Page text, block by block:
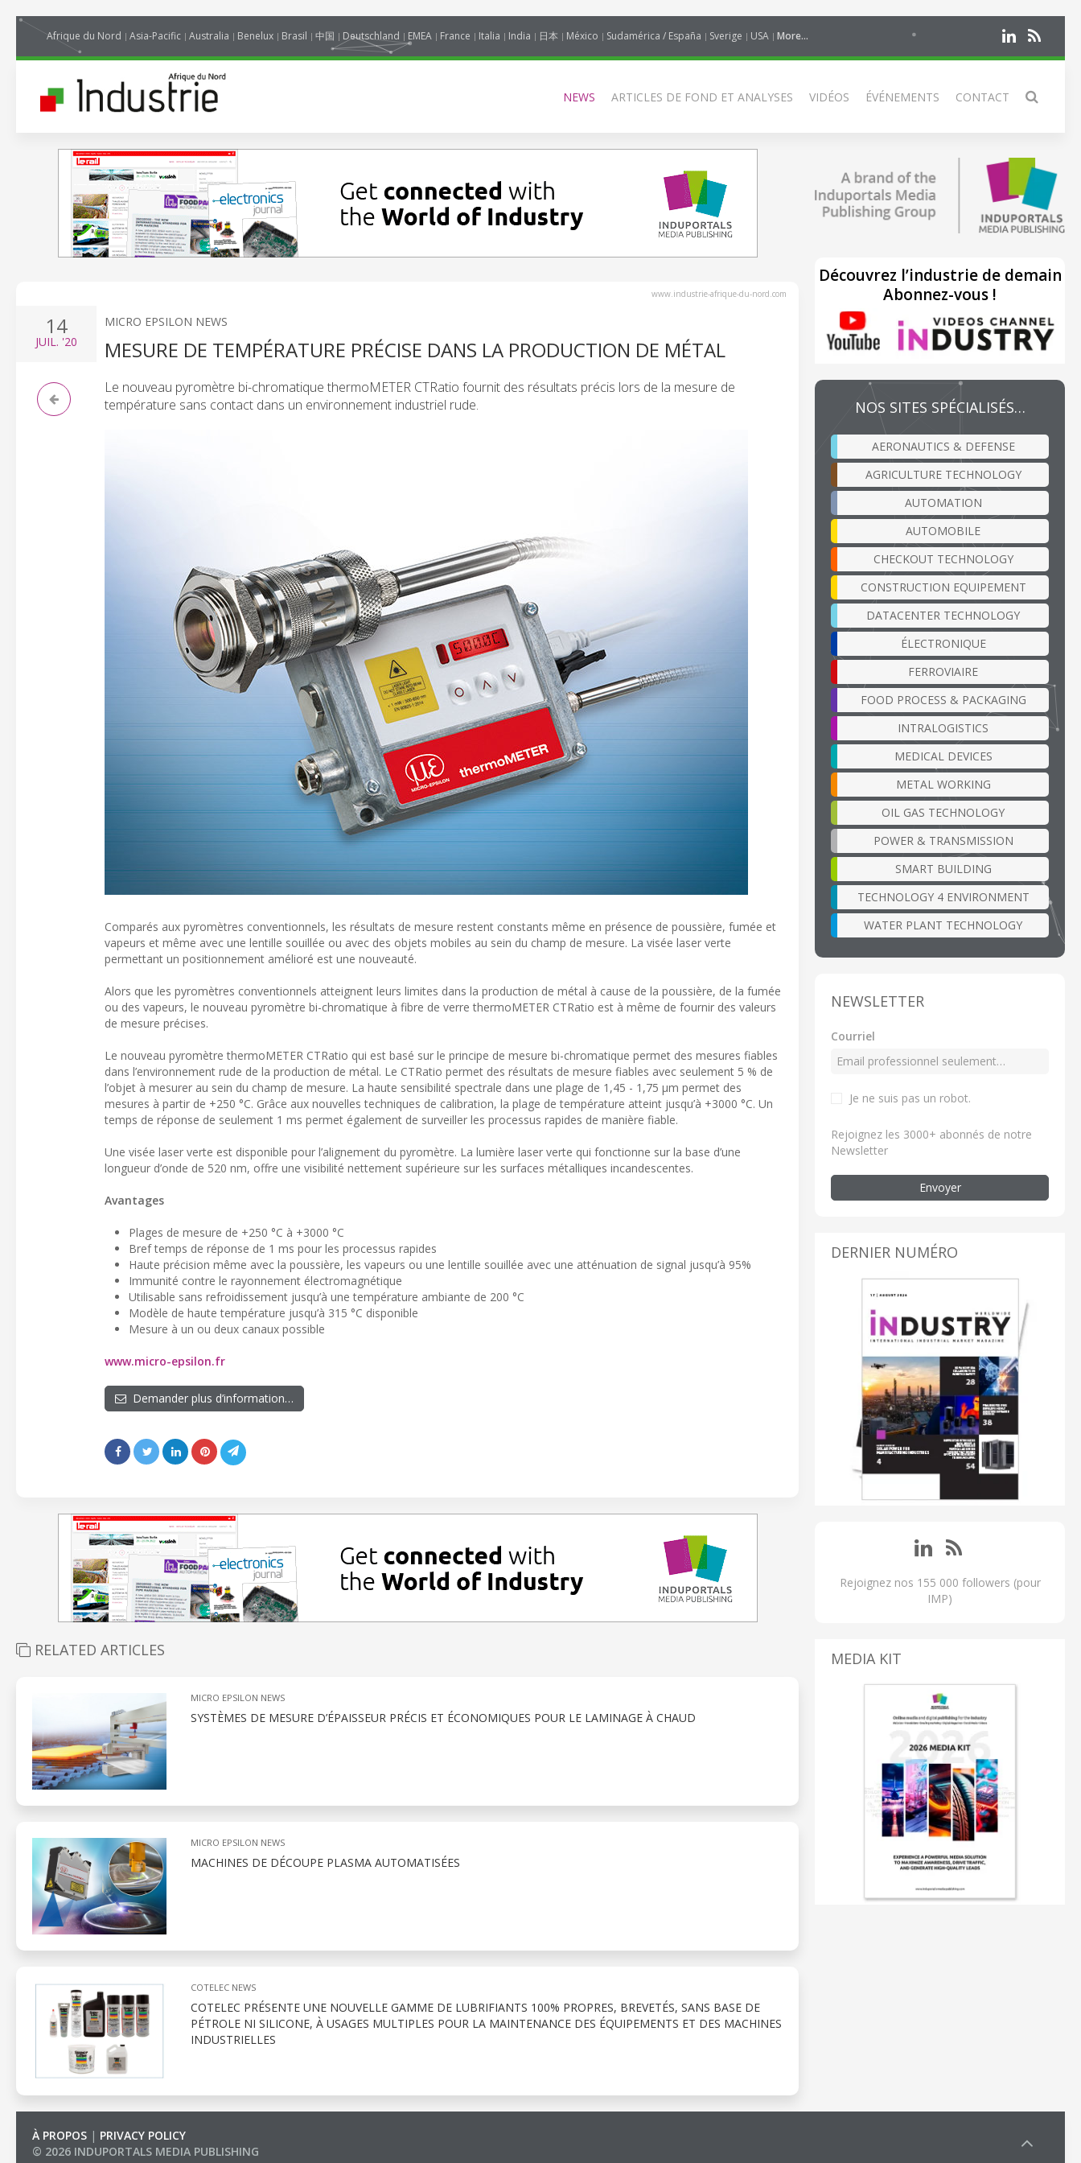
Afrique du Nord Asia-Pacific Australia Benelux Brasil 中国 Deutschland EMEA France Italia India 日本 México Sudamérica / España Sverige USA More...
NEWS ARTICLES DE FOND ET ANALYSES VIDÉOS ÉVÉNEMENTS CONTACT
www.industrie-afrique-du-nord.com
14
JUIL. '20
MICRO EPSILON NEWS
MESURE DE TEMPÉRATURE PRÉCISE DANS LA PRODUCTION DE MÉTAL
Le nouveau pyromètre bi-chromatique thermoMETER CTRatio fournit des résultats précis lors de la mesure de
température sans contact dans un environnement industriel rude.
Comparés aux pyromètres conventionnels, les résultats de mesure restent constants même en présence de poussière, fumée et
vapeurs et même avec une lentille souillée ou avec des objets mobiles au sein du champ de mesure. La visée laser verte
permettant un positionnement amélioré est une nouveauté.
Alors que les pyromètres conventionnels atteignent leurs limites dans la production de métal à cause de la poussière, de la fumée
ou des vapeurs, le nouveau pyromètre bi-chromatique à fibre de verre thermoMETER CTRatio est à même de fournir des valeurs
de mesure précises.
Le nouveau pyromètre thermoMETER CTRatio qui est basé sur le principe de mesure bi-chromatique permet des mesures fiables
dans l’environnement rude de la production de métal. Le CTRatio permet des résultats de mesure fiables avec seulement 5 % de
l’objet à mesurer au sein du champ de mesure. La haute sensibilité spectrale dans une plage de 1,45 - 1,75 μm permet des
mesures à partir de +250 °C. Grâce aux nouvelles techniques de calibration, la plage de température atteint jusqu’à +3000 °C. Un
temps de réponse de seulement 1 ms permet également de surveiller les processus rapides de manière fiable.
Une visée laser verte est disponible pour l’alignement du pyromètre. La lumière laser verte qui fonctionne sur la base d’une
longueur d’onde de 520 nm, offre une visibilité nettement supérieure sur les surfaces métalliques incandescentes.
Avantages
Plages de mesure de +250 °C à +3000 °C
Bref temps de réponse de 1 ms pour les processus rapides
Haute précision même avec la poussière, les vapeurs ou une lentille souillée avec une atténuation de signal jusqu’à 95%
Immunité contre le rayonnement électromagnétique
Utilisable sans refroidissement jusqu’à une température ambiante de 200 °C
Modèle de haute température jusqu’à 315 °C disponible
Mesure à un ou deux canaux possible
www.micro-epsilon.fr
Demander plus d’information…
RELATED ARTICLES
MICRO EPSILON NEWS
SYSTÈMES DE MESURE D’ÉPAISSEUR PRÉCIS ET ÉCONOMIQUES POUR LE LAMINAGE À CHAUD
MICRO EPSILON NEWS
MACHINES DE DÉCOUPE PLASMA AUTOMATISÉES
COTELEC NEWS
COTELEC PRÉSENTE UNE NOUVELLE GAMME DE LUBRIFIANTS 100% PROPRES, BREVETÉS, SANS BASE DE
PÉTROLE NI SILICONE, À USAGES MULTIPLES POUR LA MAINTENANCE DES ÉQUIPEMENTS ET DES MACHINES
INDUSTRIELLES
Découvrez l’industrie de demain
Abonnez-vous !
NOS SITES SPÉCIALISÉS…
AERONAUTICS & DEFENSE
AGRICULTURE TECHNOLOGY
AUTOMATION
AUTOMOBILE
CHECKOUT TECHNOLOGY
CONSTRUCTION EQUIPEMENT
DATACENTER TECHNOLOGY
ÉLECTRONIQUE
FERROVIAIRE
FOOD PROCESS & PACKAGING
INTRALOGISTICS
MEDICAL DEVICES
METAL WORKING
OIL GAS TECHNOLOGY
POWER & TRANSMISSION
SMART BUILDING
TECHNOLOGY 4 ENVIRONMENT
WATER PLANT TECHNOLOGY
NEWSLETTER
Courriel
Je ne suis pas un robot.
Rejoignez les 3000+ abonnés de notre
Newsletter
Envoyer
DERNIER NUMÉRO
Rejoignez nos 155 000 followers (pour
IMP)
MEDIA KIT
À PROPOS | PRIVACY POLICY
© 2026 INDUPORTALS MEDIA PUBLISHING